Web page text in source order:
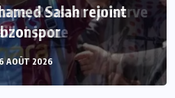
Salah rejoint
AOÛT 2026